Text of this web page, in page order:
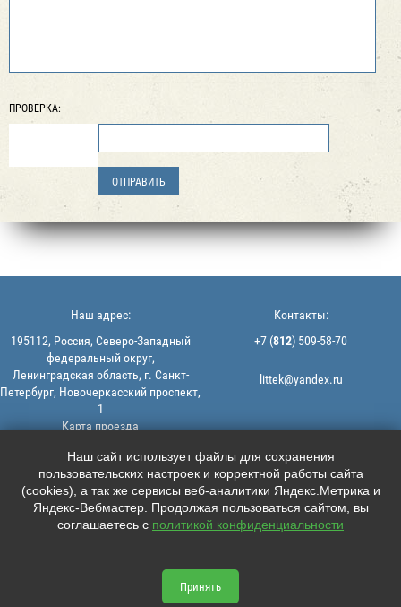
ПРОВЕРКА:
© 2013-2026 | ООО "ЛИТТЕК" -
производство и продажа РТИ
ИНН: 7806523560 | ОГРН:
1147847126162
Политика конфиденциальности |
Пользовательское соглашение
Наш адрес:
195112, Россия, Северо-Западный
федеральный округ,
Ленинградская область, г. Санкт-
Петербург, Новочеркасский проспект,
1
Карта проезда
Контакты:
+7 (812) 509-58-70
littek@yandex.ru
Мы в соцсетях:
    
Наш сайт использует файлы для сохранения
пользовательских настроек и корректной работы сайта
(cookies), а так же сервисы веб-аналитики Яндекс.Метрика и
Яндекс-Вебмастер. Продолжая пользоваться сайтом, вы
соглашаетесь с политикой конфиденциальности
Принять